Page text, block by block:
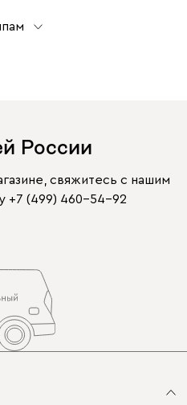
России
свяжитесь с нашим
+7 (499) 460-54-92